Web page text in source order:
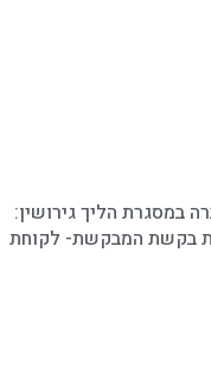
במסגרת הליך גירושין:
בקשת המבקשת- לקוחת